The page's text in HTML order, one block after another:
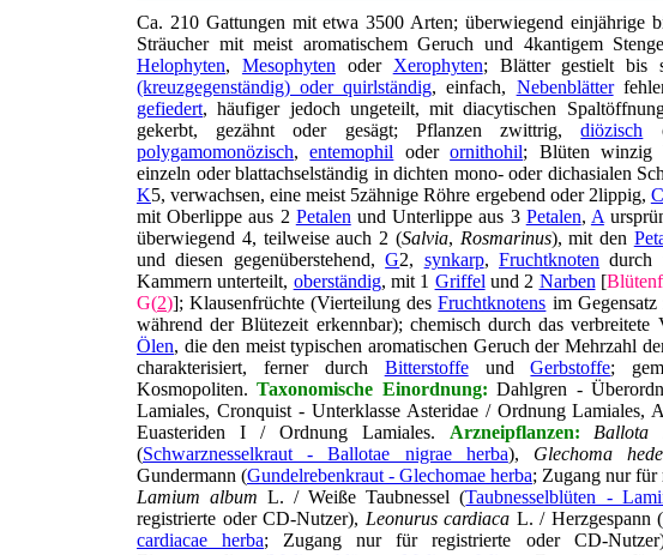
Ca. 210 Gattungen mit etwa 3500 Arten; überwiegend einjährige
Sträucher mit meist aromatischem Geruch und 4kantigem
Helophyten, Mesophyten oder Xerophyten; Blätter gestielt bis
(kreuzgegenständig) oder quirlständig, einfach, Nebenblätter
gefiedert, häufiger jedoch ungeteilt, mit diacytischen
gekerbt, gezähnt oder gesägt; Pflanzen zwittrig,diözisch
polygamomonözisch,entemophil oderornithohil; Blüten winzig
einzeln oder blattachselständig in dichten mono- oder dichasialen
K5, verwachsen, eine meist 5zähnige Röhre ergebend oder 2lippig, C
mit Oberlippe aus 2 Petalen und Unterlippe aus 3 Petalen, A
überwiegend 4, teilweise auch 2 (Salvia, Rosmarinus), mit den
und diesen gegenüberstehend,G2, synkarp,Fruchtknoten durch
Kammern unterteilt, oberständig, mit 1 Griffel und 2 Narben [
G(2)]; Klausenfrüchte (Vierteilung desFruchtknotens im Gegensatz
während der Blütezeit erkennbar); chemisch durch das verbreitete
Ölen, die den meist typischen aromatischen Geruch der Mehrzahl
charakterisiert, ferner durch BitterstoffeundGerbstoffe;
Kosmopoliten. Taxonomische Einordnung: Dahlgren -
Lamiales, Cronquist - Unterklasse Asteridae / Ordnung Lamiales,
Euasteriden I / Ordnung Lamiales. Arzneipflanzen: Ballota
(Schwarznesselkraut - Ballotae nigrae herba), Glechoma
Gundermann (Gundelrebenkraut - Glechomae herba; Zugang nur für
Lamium album L. / Weiße Taubnessel (Taubnesselblüten -
registrierte oder CD-Nutzer), Leonurus cardiaca L. / Herzgespann (
cardiacae herba; Zugang nur für registrierte oder CD-